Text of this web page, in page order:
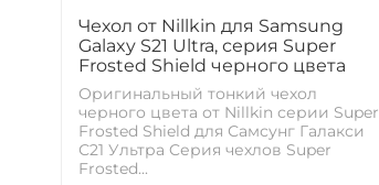
Чехол от Nillkin для Samsung
Galaxy S21 Ultra, серия Super
Frosted Shield черного цвета
Оригинальный тонкий чехол
черного цвета от Nillkin серии Super
Frosted Shield для Самсунг Галакси
С21 Ультра Cерия чехлов Super
Frosted...